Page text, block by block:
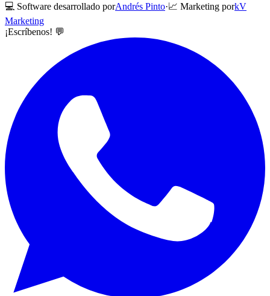
💻 Software desarrollado porAndrés Pinto·📈 Marketing porkV
Marketing
¡Escríbenos! 💬